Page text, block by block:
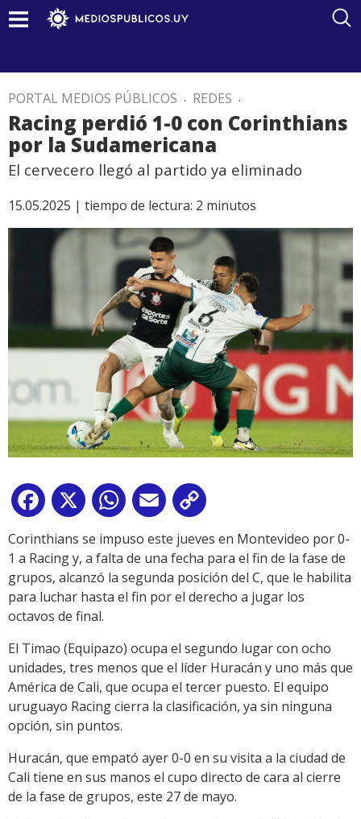
PORTAL MEDIOS PÚBLICOS . REDES .
Racing perdió 1-0 con Corinthians
por la Sudamericana
El cervecero llegó al partido ya eliminado
15.05.2025 | tiempo de lectura: 2 minutos
Facebook
X WhatsApp
Email
Link
Corinthians se impuso este jueves en Montevideo por 0-
1 a Racing y, a falta de una fecha para el fin de la fase de
grupos, alcanzó la segunda posición del C, que le habilita
para luchar hasta el fin por el derecho a jugar los
octavos de final.
El Timao (Equipazo) ocupa el segundo lugar con ocho
unidades, tres menos que el líder Huracán y uno más que
América de Cali, que ocupa el tercer puesto. El equipo
uruguayo Racing cierra la clasificación, ya sin ninguna
opción, sin puntos.
Huracán, que empató ayer 0-0 en su visita a la ciudad de
Cali tiene en sus manos el cupo directo de cara al cierre
de la fase de grupos, este 27 de mayo.